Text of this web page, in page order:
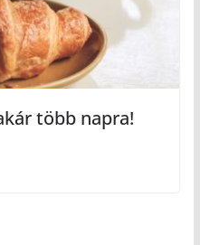
több napra!